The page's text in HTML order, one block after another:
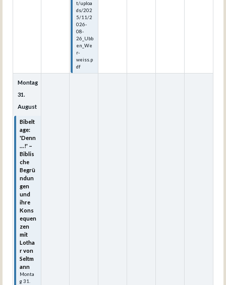
t/uploa
ds/202
5/11/2
026-
08-
26_Ubb
en_We
r-
weiss.p
df
Montag
31.
August
Bibelt
age:
'Denn
...!' –
Biblis
che
Begrü
ndun
gen
und
ihre
Kons
equen
zen
mit
Lotha
r von
Seltm
ann
Monta
g31.